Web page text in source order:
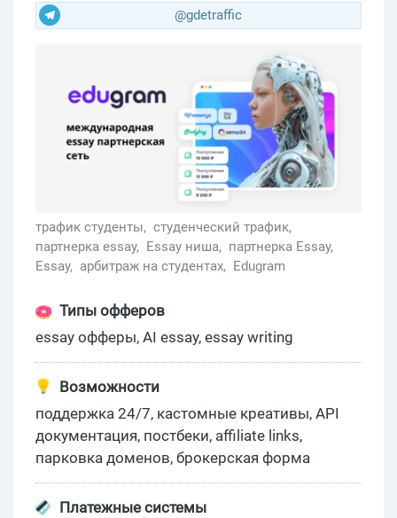
@gdetraffic
трафик студенты, студенческий трафик,
партнерка essay, Essay ниша, партнерка Essay,
Essay, арбитраж на студентах, Edugram
Типы офферов
essay офферы, AI essay, essay writing
Возможности
поддержка 24/7, кастомные креативы, API
документация, постбеки, affiliate links,
парковка доменов, брокерская форма
Платежные системы